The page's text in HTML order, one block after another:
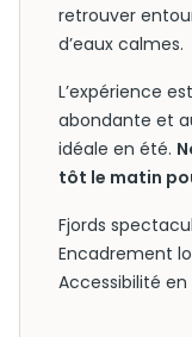
retrouver
d’eaux calmes.
L’expérience
abondante et
idéale en été.
tôt le matin
Fjords
Encadrement
Accessibilité